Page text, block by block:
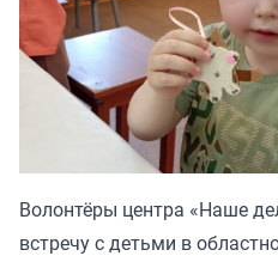
Волонтёры центра «Наше
встречу с детьми в